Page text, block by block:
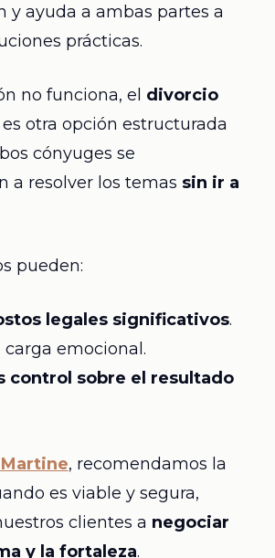
y ayuda a ambas partes a
prácticas.
no funciona, el divorcio
otra opción estructurada
cónyuges se
a resolver los temas sin ir a
pueden:
legales significativos.
carga emocional.
control sobre el resultado
, recomendamos la
es viable y segura,
clientes a negociar
y la fortaleza.